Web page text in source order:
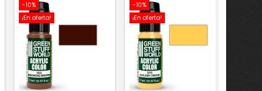
-10%
¡En oferta!
-10%
¡En oferta!